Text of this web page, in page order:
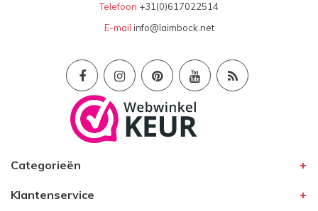
Telefoon +31(0)617022514
E-mail info@laimbock.net
Categorieën
Klantenservice